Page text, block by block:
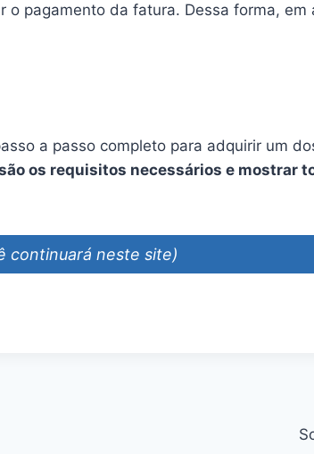
pagamento da fatura. Dessa forma,
a passo completo para adquirir um
os requisitos necessários e mostrar
continuará neste site)